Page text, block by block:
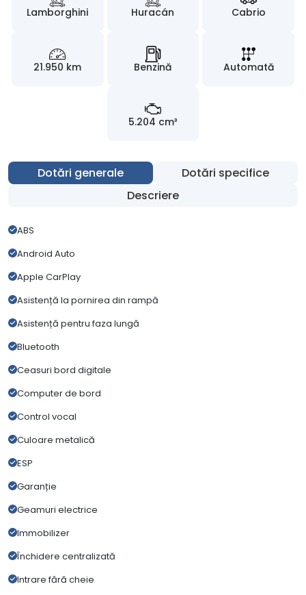
Lamborghini Huracán Cabrio
21.950 km Benzină Automată
5.204 cm³
Dotări generale
Dotări specifice
Descriere
ABS
Android Auto
Apple CarPlay
Asistență la pornirea din rampă
Asistență pentru faza lungă
Bluetooth
Ceasuri bord digitale
Computer de bord
Control vocal
Culoare metalică
ESP
Garanție
Geamuri electrice
Immobilizer
Închidere centralizată
Intrare fără cheie